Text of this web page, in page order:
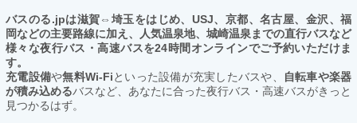
バスのる.jpは滋賀⇔埼玉をはじめ、USJ、京都、名古屋、金沢、福
岡などの主要路線に加え、人気温泉地、城崎温泉までの直行バスなど
様々な夜行バス・高速バスを24時間オンラインでご予約いただけま
す。
充電設備や無料Wi-Fiといった設備が充実したバスや、
自転車や楽器
が積み込めるバスなど、あなたに合った夜行バス・高速バスがきっと
見つかるはず。